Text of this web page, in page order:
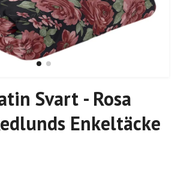
Svart - Rosa
Enkeltäcke